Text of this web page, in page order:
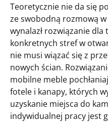
Teoretycznie nie da się
ze swobodną rozmową
wynalazł rozwiązanie
konkretnych stref w
nie musi wiązać się z
nowych ścian.
mobilne meble
fotele i kanapy, których
uzyskanie miejsca do
indywidualnej pracy jest